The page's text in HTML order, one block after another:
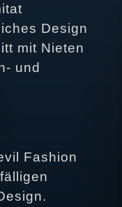
Design
mit Nieten
und
Fashion